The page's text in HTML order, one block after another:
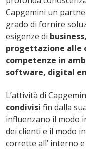
Capgemini un
grado di fornire
esigenze di
progettazione alle
competenze in
software, digital
L’attività di
condivisi fin dalla
influenzano il modo
dei clienti e il modo
corrette all’ interno